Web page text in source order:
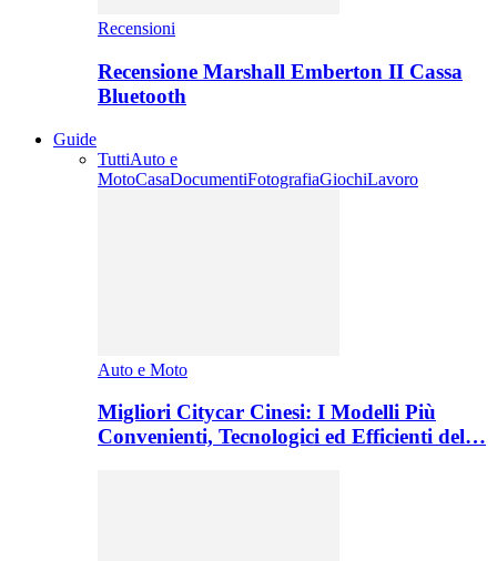
Recensioni
Recensione Marshall Emberton II Cassa
Bluetooth
Guide
TuttiAuto e
MotoCasaDocumentiFotografiaGiochiLavoro
Auto e Moto
Migliori Citycar Cinesi: I Modelli Più
Convenienti, Tecnologici ed Efficienti del…